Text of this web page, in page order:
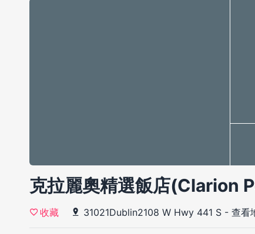
克拉麗奧精選飯店(Clarion
收藏 31021Dublin2108 W Hwy 441 S - 查看